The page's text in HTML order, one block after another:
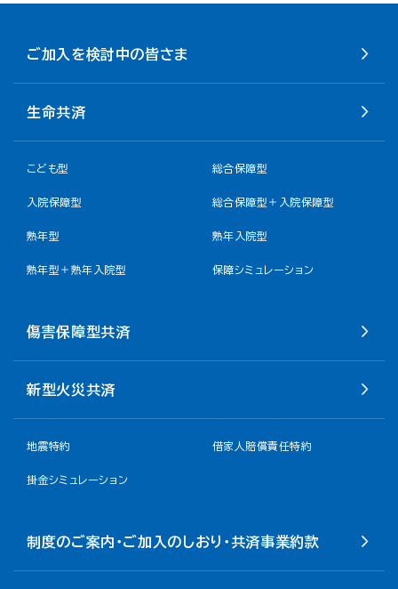
ご加入を検討中の皆さま
生命共済
こども型 総合保障型
入院保障型 総合保障型＋入院保障型
熟年型 熟年入院型
熟年型＋熟年入院型 保障シミュレーション
傷害保障型共済
新型火災共済
地震特約 借家人賠償責任特約
掛金シミュレーション
制度のご案内・ご加入のしおり・共済事業約款